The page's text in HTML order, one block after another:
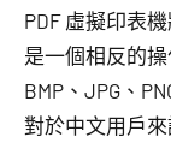
PDF 虛擬印表
是一個相反的操
BMP、JPG、
對於中文用戶